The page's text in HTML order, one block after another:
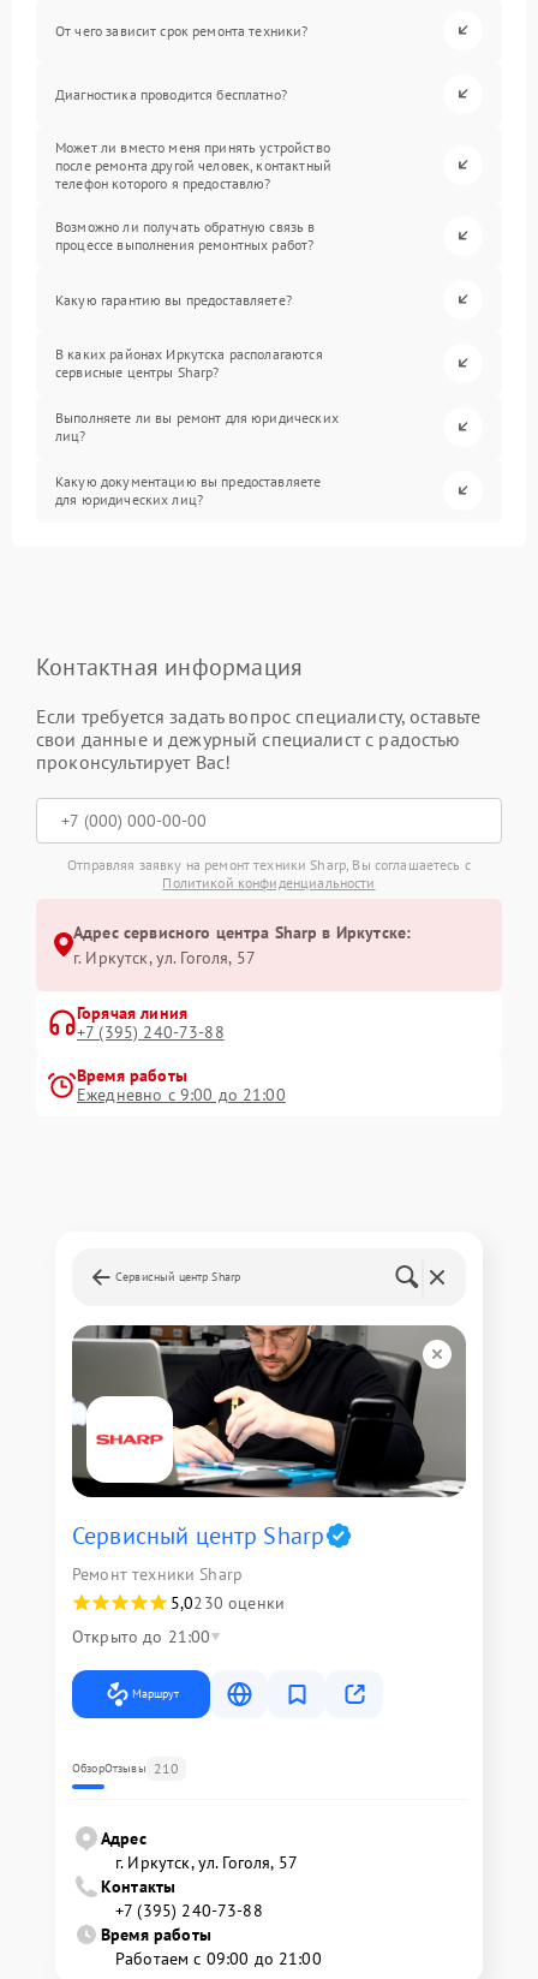
От чего зависит срок ремонта техники?
Диагностика проводится бесплатно?
Может ли вместо меня принять устройство
после ремонта другой человек, контактный
телефон которого я предоставлю?
Возможно ли получать обратную связь в
процессе выполнения ремонтных работ?
Какую гарантию вы предоставляете?
В каких районах Иркутска располагаются
сервисные центры Sharp?
Выполняете ли вы ремонт для юридических
лиц?
Какую документацию вы предоставляете
для юридических лиц?
Контактная информация
Если требуется задать вопрос специалисту, оставьте
свои данные и дежурный специалист с радостью
проконсультирует Вас!
Отправляя заявку на ремонт техники Sharp, Вы соглашаетесь с
Политикой конфиденциальности
Адрес сервисного центра Sharp в Иркутске:
г. Иркутск, ул. ​Гоголя, 57
Горячая линия
+7 (395) 240-73-88
Время работы
Ежедневно с 9:00 до 21:00
Сервисный центр Sharp
Сервисный центр Sharp
Ремонт техники Sharp
5,0230 оценки
Открыто до 21:00
Маршрут
ОбзорОтзывы 210
Адрес
г. Иркутск, ул. ​Гоголя, 57
Контакты
+7 (395) 240-73-88
Время работы
Работаем с 09:00 до 21:00